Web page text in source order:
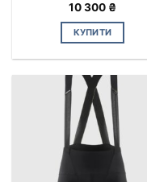
10 300 ₴
КУПИТИ
має
кілька
варіантів.
Параметри
можна
вибрати